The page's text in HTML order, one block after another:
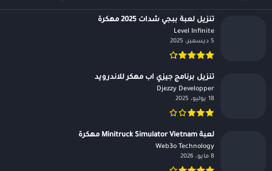
تنزيل لعبة ببجي شدات 2025 مهكرة
Level Infinite‏
5 ديسمبر، 2025
تنزيل برنامج جيزي اب مهكر للاندرويد
Djezzy Developper‏
18 يوليو، 2025
لعبة Minitruck Simulator Vietnam مهكرة
Web3o Technology‏
8 مايو، 2026